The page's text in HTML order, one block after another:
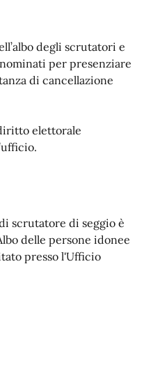
degli scrutatori e
per presenziare
di cancellazione
elettorale
scrutatore di seggio è
delle persone idonee
presso l'Ufficio